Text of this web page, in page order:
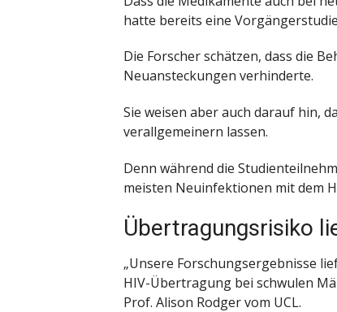
hatte bereits eine
Die Forscher schätzen, dass die
Neuansteckungen verhinderte.
Sie weisen aber auch darauf hin,
verallgemeinern lassen.
Denn während die
meisten Neuinfektionen mit dem
Übertragungsrisiko
„Unsere Forschungsergebnisse
HIV-Übertragung bei schwulen
Prof. Alison Rodger vom UCL.